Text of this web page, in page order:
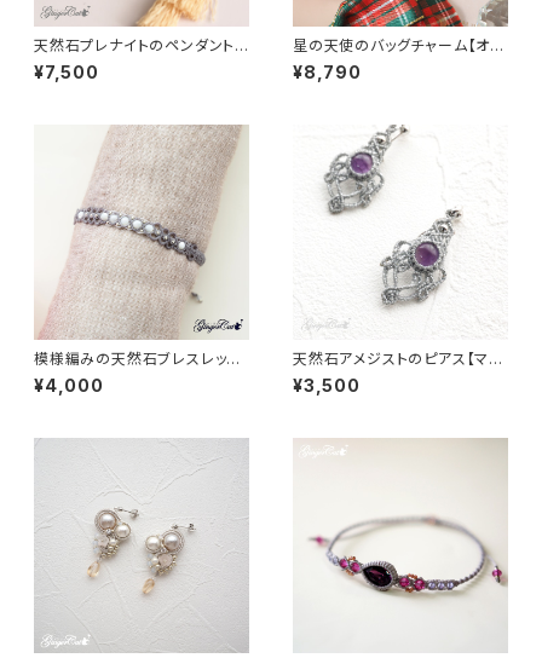
天然石プレナイトのペンダント
【マクラメアクセサリー】
¥7,500
星の天使のバッグチャーム【オー
トクチュール刺繡】
¥8,790
模様編みの天然石ブレスレット
《マザーオブパール》【マクラメア
クセサリー】
¥4,000
天然石アメジストのピアス【マク
ラメアクセサリー】
¥3,500